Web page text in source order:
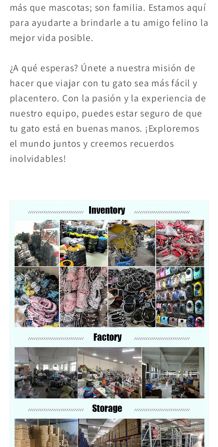
más que mascotas; son familia. Estamos aquí
para ayudarte a brindarle a tu amigo felino la
mejor vida posible.
¿A qué esperas? Únete a nuestra misión de
hacer que viajar con tu gato sea más fácil y
placentero. Con la pasión y la experiencia de
nuestro equipo, puedes estar seguro de que
tu gato está en buenas manos. ¡Exploremos
el mundo juntos y creemos recuerdos
inolvidables!